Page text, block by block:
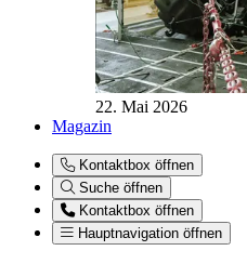
22. Mai 2026
Magazin
Kontaktbox öffnen
Suche öffnen
Kontaktbox öffnen
Hauptnavigation öffnen